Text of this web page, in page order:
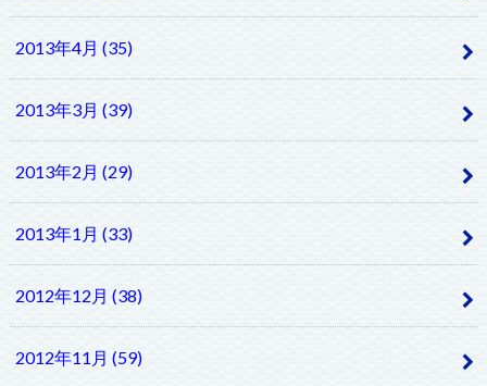
2013年4月 (35)
2013年3月 (39)
2013年2月 (29)
2013年1月 (33)
2012年12月 (38)
2012年11月 (59)